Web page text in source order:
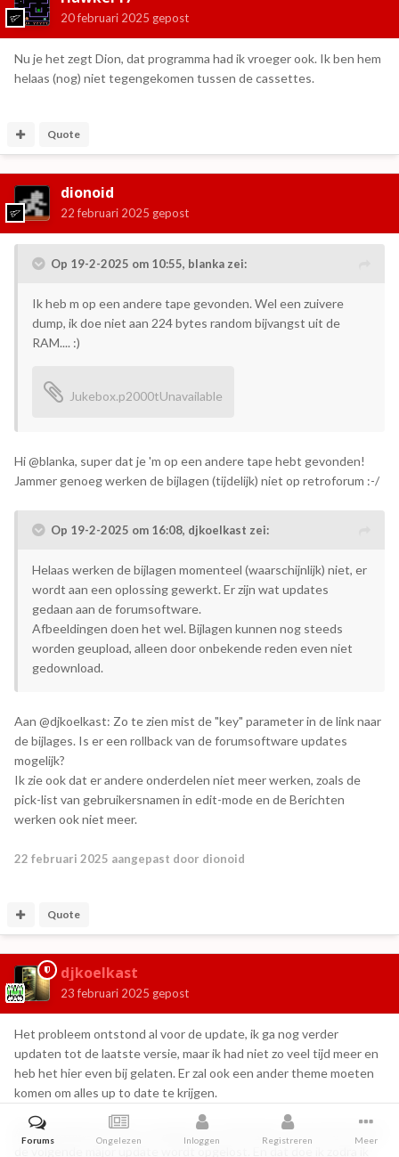
20 februari 2025 gepost
Nu je het zegt Dion, dat programma had ik vroeger ook. Ik ben hem
helaas (nog) niet tegengekomen tussen de cassettes.
Quote
dionoid
22 februari 2025 gepost
Op 19-2-2025 om 10:55, blanka zei:
Ik heb m op een andere tape gevonden. Wel een zuivere
dump, ik doe niet aan 224 bytes random bijvangst uit de
RAM.... :)
Jukebox.p2000tUnavailable
Hi @blanka, super dat je 'm op een andere tape hebt gevonden!
Jammer genoeg werken de bijlagen (tijdelijk) niet op retroforum :-/
Op 19-2-2025 om 16:08, djkoelkast zei:
Helaas werken de bijlagen momenteel (waarschijnlijk) niet, er
wordt aan een oplossing gewerkt. Er zijn wat updates
gedaan aan de forumsoftware.
Afbeeldingen doen het wel. Bijlagen kunnen nog steeds
worden geupload, alleen door onbekende reden even niet
gedownload.
Aan @djkoelkast: Zo te zien mist de "key" parameter in de link naar
de bijlages. Is er een rollback van de forumsoftware updates
mogelijk?
Ik zie ook dat er andere onderdelen niet meer werken, zoals de
pick-list van gebruikersnamen in edit-mode en de Berichten
werken ook niet meer.
22 februari 2025 aangepast door dionoid
Quote
djkoelkast
23 februari 2025 gepost
Het probleem ontstond al voor de update, ik ga nog verder
updaten tot de laatste versie, maar ik had niet zo veel tijd meer en
heb het hier even bij gelaten. Er zal ook een ander theme moeten
komen om alles up to date te krijgen.
Alle attachments zijn er nog gewoon, dus ik ga er vanuit dat het bij
Forums Ongelezen Inloggen Registreren Meer